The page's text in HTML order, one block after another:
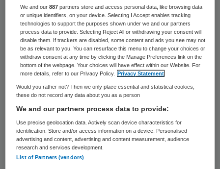
Ook in week 15 (6 tot en met 12 april) zijn in
totaal meer mensen overleden dan te
verwachten valt op basis van het aantal
bevestigde coronadoden. Bij het RIVM zijn
892 mensen bekend die in week 15 zijn
overleden aan Covid-19. Onderzoekers
vermoeden dat het werkelijke aantal
dodelijke slachtoffers van het virus hoger
ligt. De mensen die zijn overleden aan het
virus, maar hier niet op zijn getest,
belanden namelijk niet in de statistieken.
We and our887 partners store and access personal data, like browsing data
or unique identifiers, on your device. Selecting I Accept enables tracking
technologies to support the purposes shown under we and our partners
process data to provide. Selecting Reject All or withdrawing your consent will
disable them. If trackers are disabled, some content and ads you see may not
be as relevant to you. You can resurface this menu to change your choices or
withdraw consent at any time by clicking the Manage Preferences link on the
bottom of the webpage. Your choices will have effect within our Website. For
more details, refer to our Privacy Policy.
Privacy Statement
Would you rather not? Then we only place essential and statistical cookies,
these do not record any data about you as a person
We and our partners process data to provide:
Use precise geolocation data. Actively scan device characteristics for
identification. Store and/or access information on a device. Personalised
advertising and content, advertising and content measurement, audience
research and services development.
List of Partners (vendors)